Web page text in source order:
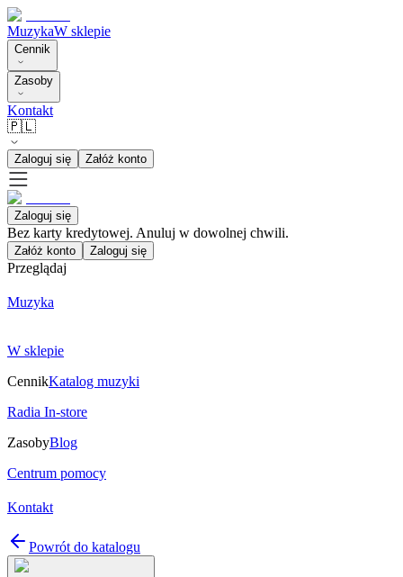
MuzykaW sklepie
Cennik
Zasoby
Kontakt
🇵🇱
Zaloguj się Załóż konto
Zaloguj się
Bez karty kredytowej. Anuluj w dowolnej chwili.
Załóż konto Zaloguj się
Przeglądaj
Muzyka
W sklepie
CennikKatalog muzyki
Radia In-store
ZasobyBlog
Centrum pomocy
Kontakt
Powrót do katalogu